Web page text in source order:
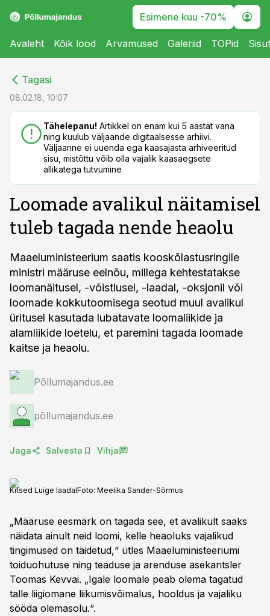
Esimene kuu -70%
Avaleht Kõik lood Arvamused Galeriid TOPid
Tagasi
08.02.18, 10:07
Tähelepanu! Artikkel on enam kui 5 aastat vana
ning kuulub väljaande digitaalsesse arhiivi.
Väljaanne ei uuenda ega kaasajasta arhiveeritud
sisu, mistõttu võib olla vajalik kaasaegsete
allikatega tutvumine
Loomade avalikul näitamisel
tuleb tagada nende heaolu
Maaeluministeerium saatis kooskõlastusringile
ministri määruse eelnõu, millega kehtestatakse
loomanäitusel, -võistlusel, -laadal, -oksjonil või
loomade kokkutoomisega seotud muul avalikul
üritusel kasutada lubatavate loomaliikide ja
alamliikide loetelu, et paremini tagada loomade
kaitse ja heaolu.
Põllumajandus.ee
põllumajandus.ee
Jaga Salvesta Vihja
Kitsed Luige laadalFoto: Meelika Sander-Sõrmus
„Määruse eesmärk on tagada see, et avalikult saaks
näidata ainult neid loomi, kelle heaoluks vajalikud
tingimused on täidetud,“ ütles Maaeluministeeriumi
toiduohutuse ning teaduse ja arenduse asekantsler
Toomas Kevvai. „Igale loomale peab olema tagatud
talle liigiomane liikumisvõimalus, hooldus ja vajaliku
sööda olemasolu.“.